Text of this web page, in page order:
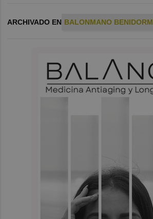
ARCHIVADO EN BALONMANO BENIDORM